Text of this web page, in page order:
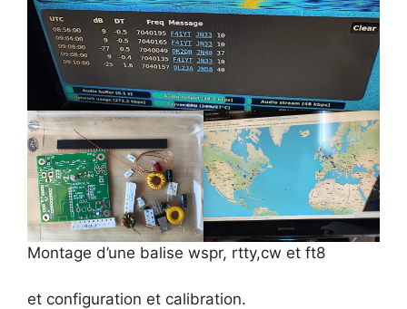
Montage d’une balise wspr, rtty,cw et ft8
et configuration et calibration.